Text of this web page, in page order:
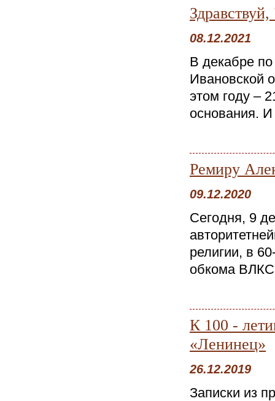
08.12.2021
В декабре
Ивановской
этом году –
основания. И
Ремиру
09.12.2020
Сегодня, 9
религии, в
обкома
К 100 -
«Ленинец»
26.12.2019
Записки из